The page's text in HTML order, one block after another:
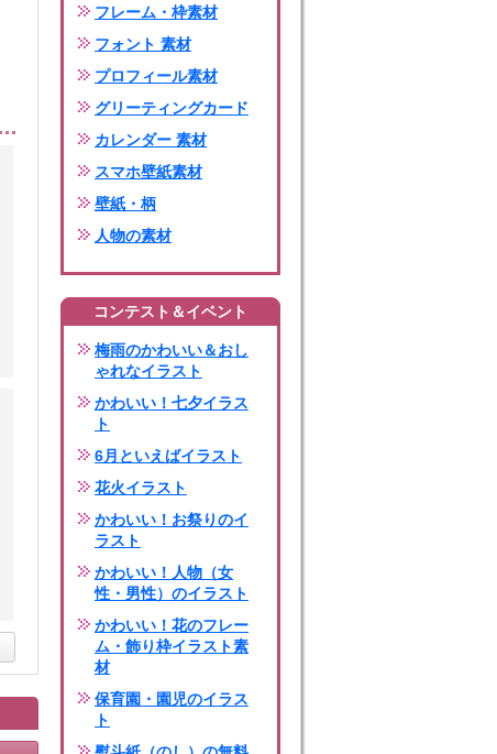
フレーム・枠素材
フォント 素材
プロフィール素材
グリーティングカード
カレンダー 素材
スマホ壁紙素材
壁紙・柄
人物の素材
コンテスト＆イベント
梅雨のかわいい＆おし
ゃれなイラスト
かわいい！七夕イラス
ト
6月といえばイラスト
花火イラスト
かわいい！お祭りのイ
ラスト
かわいい！人物（女
性・男性）のイラスト
かわいい！花のフレー
ム・飾り枠イラスト素
材
保育園・園児のイラス
ト